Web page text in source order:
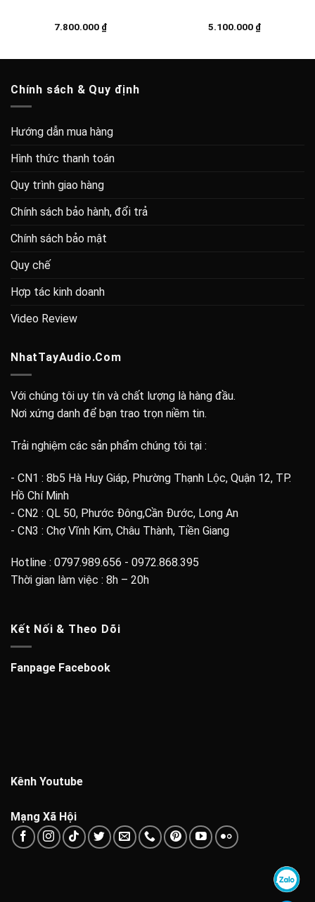
7.800.000 ₫ 5.100.000 ₫
Chính sách & Quy định
Hướng dẫn mua hàng
Hình thức thanh toán
Quy trình giao hàng
Chính sách bảo hành, đổi trả
Chính sách bảo mật
Quy chế
Hợp tác kinh doanh
Video Review
NhatTayAudio.Com
Với chúng tôi uy tín và chất lượng là hàng đầu.
Nơi xứng danh để bạn trao trọn niềm tin.
Trải nghiệm các sản phẩm chúng tôi tại :
- CN1 : 8b5 Hà Huy Giáp, Phường Thạnh Lộc, Quận 12, TP.
Hồ Chí Minh
- CN2 : QL 50, Phước Đông,Cần Đước, Long An
- CN3 : Chợ Vĩnh Kim, Châu Thành, Tiền Giang
Hotline : 0797.989.656 - 0972.868.395
Thời gian làm việc : 8h – 20h
Kết Nối & Theo Dõi
Fanpage Facebook
Kênh Youtube
Mạng Xã Hội